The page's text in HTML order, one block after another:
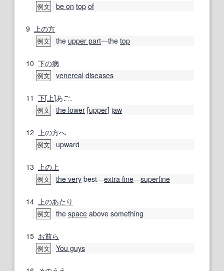
例文 be on top of
9 上の方
例文 the upper part―the top
10 下の病
例文 venereal diseases
11 下[ 上]あご.
例文 the lower [upper] jaw
12 上の方へ
例文 upward
13 上の 上
例文 the very best―extra fine―superfine
14 上のあたり
例文 the space above something
15 お前ら
例文 You guys